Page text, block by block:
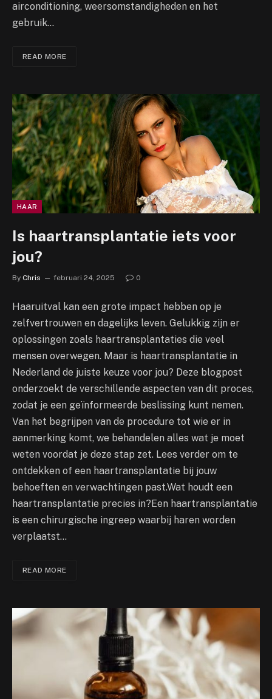
airconditioning, weersomstandigheden en het
gebruik…
READ MORE
HAAR
Is haartransplantatie iets voor
jou?
By Chris februari 24, 2025 0
Haaruitval kan een grote impact hebben op je
zelfvertrouwen en dagelijks leven. Gelukkig zijn er
oplossingen zoals haartransplantaties die veel
mensen overwegen. Maar is haartransplantatie in
Nederland de juiste keuze voor jou? Deze blogpost
onderzoekt de verschillende aspecten van dit proces,
zodat je een geïnformeerde beslissing kunt nemen.
Van het begrijpen van de procedure tot wie er in
aanmerking komt, we behandelen alles wat je moet
weten voordat je deze stap zet. Lees verder om te
ontdekken of een haartransplantatie bij jouw
behoeften en verwachtingen past.Wat houdt een
haartransplantatie precies in?Een haartransplantatie
is een chirurgische ingreep waarbij haren worden
verplaatst…
READ MORE